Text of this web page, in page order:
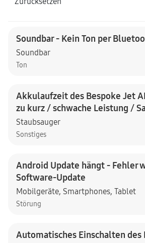
Soundbar - Kein Ton per
Soundbar
Ton
Akkulaufzeit des Bespoke Jet
zu kurz / schwache Leistung /
Staubsauger
Sonstiges
Android Update hängt - Fehler
Software-Update
Mobilgeräte, Smartphones, Tablet
Störung
Automatisches Einschalten des